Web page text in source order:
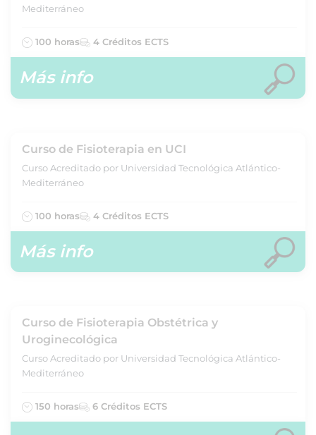
Mediterráneo
100 horas 4 Créditos ECTS
Más info
Curso de Fisioterapia en UCI
Curso Acreditado por Universidad Tecnológica Atlántico-
Mediterráneo
100 horas 4 Créditos ECTS
Más info
Curso de Fisioterapia Obstétrica y
Uroginecológica
Curso Acreditado por Universidad Tecnológica Atlántico-
Mediterráneo
150 horas 6 Créditos ECTS